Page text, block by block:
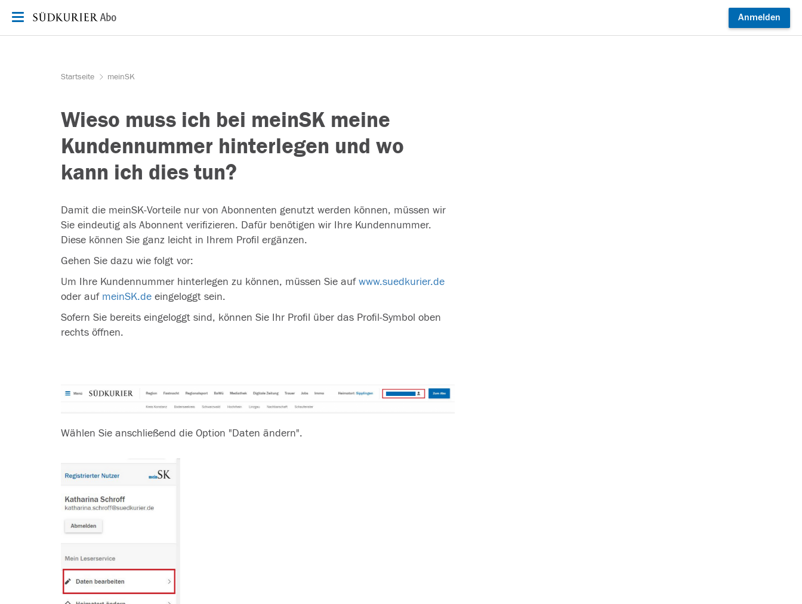
Anmelden
Startseite meinSK
Wieso muss ich bei meinSK meine
Kundennummer hinterlegen und wo
kann ich dies tun?
Damit die meinSK-Vorteile nur von Abonnenten genutzt werden können, müssen wir
Sie eindeutig als Abonnent verifizieren. Dafür benötigen wir Ihre Kundennummer.
Diese können Sie ganz leicht in Ihrem Profil ergänzen.
Gehen Sie dazu wie folgt vor:
Um Ihre Kundennummer hinterlegen zu können, müssen Sie aufwww.suedkurier.de
oder auf meinSK.de eingeloggt sein.
Sofern Sie bereits eingeloggt sind, können Sie Ihr Profil über das Profil-Symbol oben
rechts öffnen.
Wählen Sie anschließend die Option "Daten ändern".